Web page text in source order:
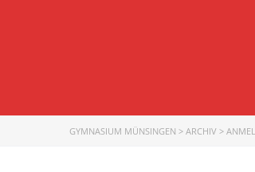
GYMNASIUM MÜNSINGEN > ARCHIV >